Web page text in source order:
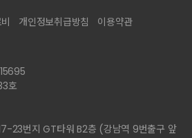
개인정보취급방침 이용약관
호
23번지 GT타워 B2층 (강남역 9번출구 앞